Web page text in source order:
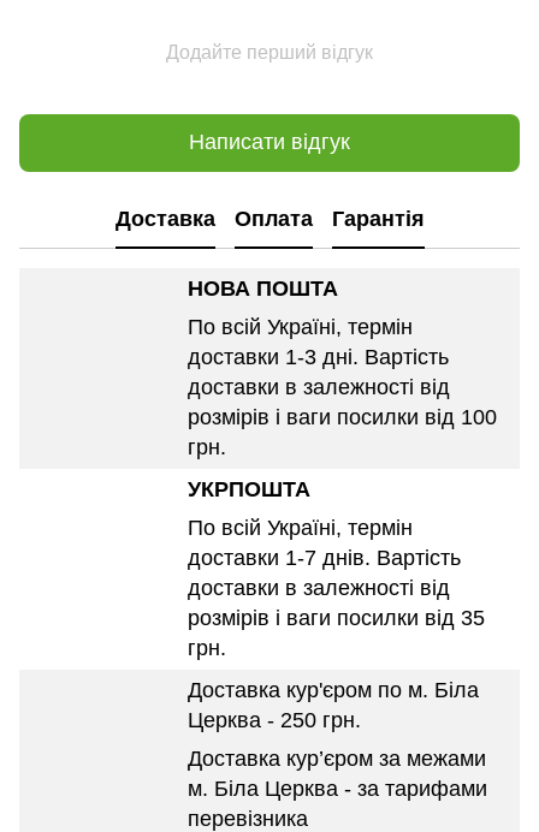
Додайте перший відгук
Написати відгук
Доставка Оплата Гарантія
НОВА ПОШТА
По всій Україні, термін
доставки 1-3 дні. Вартість
доставки в залежності від
розмірів і ваги посилки від 100
грн.
УКРПОШТА
По всій Україні, термін
доставки 1-7 днів. Вартість
доставки в залежності від
розмірів і ваги посилки від 35
грн.
Доставка кур'єром по м. Біла
Церква - 250 грн.
Доставка кур’єром за межами
м. Біла Церква - за тарифами
перевізника